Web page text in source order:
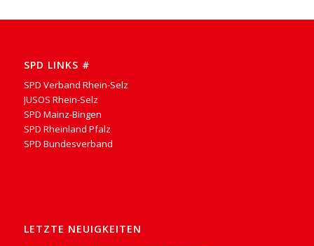
SPD LINKS #
SPD Verband Rhein-Selz
JUSOS Rhein-Selz
SPD Mainz-Bingen
SPD Rheinland Pfalz
SPD Bundesverband
LETZTE NEUIGKEITEN